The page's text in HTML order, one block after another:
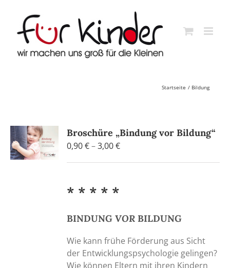
content
Startseite Bildung
Broschüre „Bindung vor Bildung“
0,90€–3,00€Preisspanne:
* * * * *
BINDUNGVOR BILDUNG
Wie kann frühe Förderung aus Sicht
der Entwicklungspsychologie gelingen?
Wie können Eltern mit ihren Kindern